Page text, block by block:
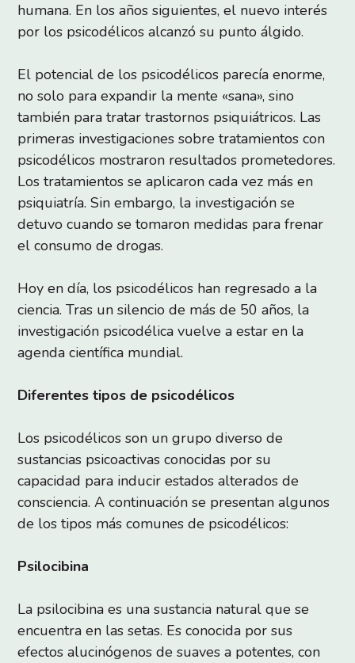
humana. En los años siguientes, el nuevo interés
por los psicodélicos alcanzó su punto álgido.
El potencial de los psicodélicos parecía enorme,
no solo para expandir la mente «sana», sino
también para tratar trastornos psiquiátricos. Las
primeras investigaciones sobre tratamientos con
psicodélicos mostraron resultados prometedores.
Los tratamientos se aplicaron cada vez más en
psiquiatría. Sin embargo, la investigación se
detuvo cuando se tomaron medidas para frenar
el consumo de drogas.
Hoy en día, los psicodélicos han regresado a la
ciencia. Tras un silencio de más de 50 años, la
investigación psicodélica vuelve a estar en la
agenda científica mundial.
Diferentes tipos de psicodélicos
Los psicodélicos son un grupo diverso de
sustancias psicoactivas conocidas por su
capacidad para inducir estados alterados de
consciencia. A continuación se presentan algunos
de los tipos más comunes de psicodélicos:
Psilocibina
La psilocibina es una sustancia natural que se
encuentra en las setas. Es conocida por sus
efectos alucinógenos de suaves a potentes, con